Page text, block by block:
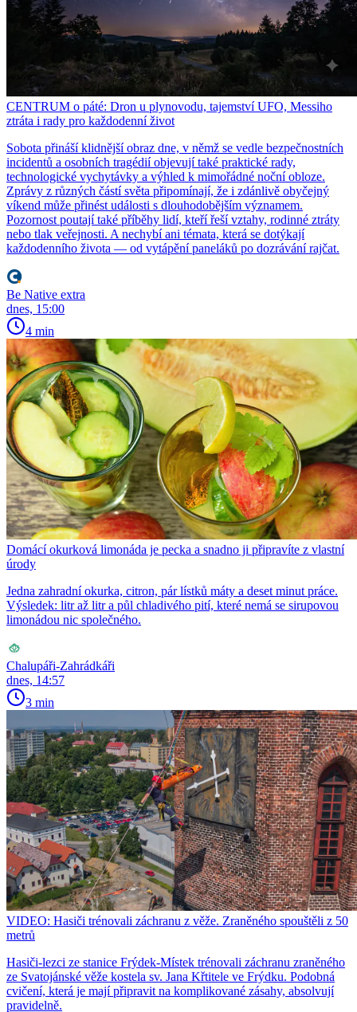
CENTRUM o páté: Dron u plynovodu, tajemství UFO, Messiho
ztráta i rady pro každodenní život
Sobota přináší klidnější obraz dne, v němž se vedle bezpečnostních
incidentů a osobních tragédií objevují také praktické rady,
technologické vychytávky a výhled k mimořádné noční obloze.
Zprávy z různých částí světa připomínají, že i zdánlivě obyčejný
víkend může přinést události s dlouhodobějším významem.
Pozornost poutají také příběhy lidí, kteří řeší vztahy, rodinné ztráty
nebo tlak veřejnosti. A nechybí ani témata, která se dotýkají
každodenního života — od vytápění paneláků po dozrávání rajčat.
Be Native extra
dnes, 15:00
4 min
Domácí okurková limonáda je pecka a snadno ji připravíte z vlastní
úrody
Jedna zahradní okurka, citron, pár lístků máty a deset minut práce.
Výsledek: litr až litr a půl chladivého pití, které nemá se sirupovou
limonádou nic společného.
Chalupáři-Zahrádkáři
dnes, 14:57
3 min
VIDEO: Hasiči trénovali záchranu z věže. Zraněného spouštěli z 50
metrů
Hasiči-lezci ze stanice Frýdek-Místek trénovali záchranu zraněného
ze Svatojánské věže kostela sv. Jana Křtitele ve Frýdku. Podobná
cvičení, která je mají připravit na komplikované zásahy, absolvují
pravidelně.